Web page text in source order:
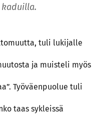
tuli lukijalle
ja muisteli myös
Työväenpuolue tuli
taas sykleissä